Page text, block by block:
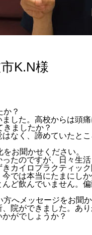
K.N様
か？
した。高校からは頭痛
ましたか？
なく、諦めていたと
お聞かせください。
たのですが、日々生
カイロプラクティッ
では本当にたまにし
ど飲んでいません。
へメッセージをお聞
院ができました。あり
がでしょうか？